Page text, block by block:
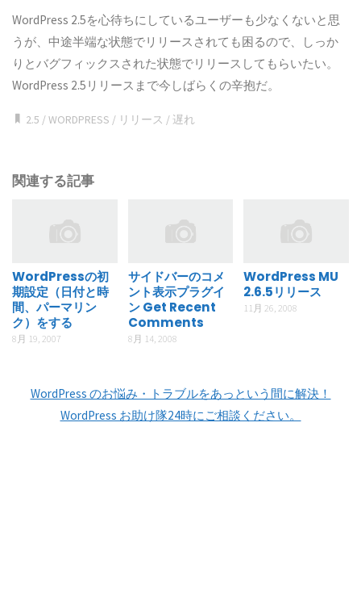
WordPress 2.5を心待ちにしているユーザーも少なくないと思
うが、中途半端な状態でリリースされても困るので、しっか
りとバグフィックスされた状態でリリースしてもらいたい。
WordPress 2.5リリースまで今しばらくの辛抱だ。
2.5 /WORDPRESS / リリース /遅れ
関連する記事
WordPressの初
期設定（日付と時
間、パーマリン
ク）をする
8月 19, 2007
サイドバーのコメ
ント表示プラグイ
ン Get Recent
Comments
8月 14, 2008
WordPress MU
2.6.5リリース
11月 26, 2008
WordPress のお悩み・トラブルをあっという間に解決！
WordPress お助け隊24時にご相談ください。